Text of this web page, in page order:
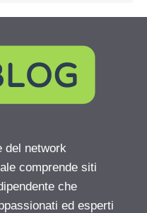
del network
comprende siti
che
ed esperti